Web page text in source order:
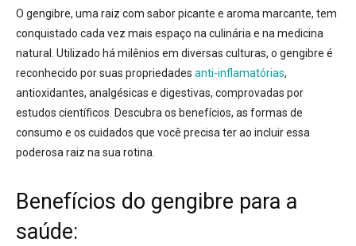
O gengibre, uma raiz com sabor picante e aroma marcante, tem
conquistado cada vez mais espaço na culinária e na medicina
natural. Utilizado há milênios em diversas culturas, o gengibre é
reconhecido por suas propriedades anti-inflamatórias,
antioxidantes, analgésicas e digestivas, comprovadas por
estudos científicos. Descubra os benefícios, as formas de
consumo e os cuidados que você precisa ter ao incluir essa
poderosa raiz na sua rotina.
Benefícios do gengibre para a
saúde: